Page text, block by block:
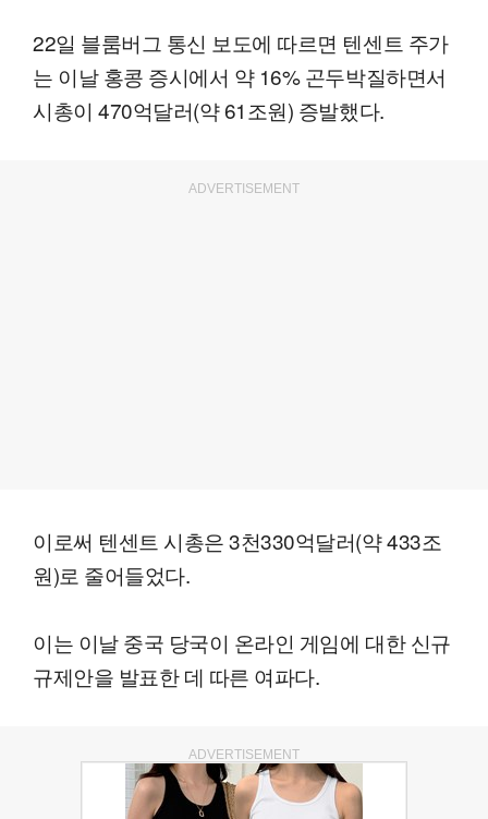
22일 블룸버그 통신 보도에 따르면 텐센트 주가
는 이날 홍콩 증시에서 약 16% 곤두박질하면서
시총이 470억달러(약 61조원) 증발했다.
ADVERTISEMENT
이로써 텐센트 시총은 3천330억달러(약 433조
원)로 줄어들었다.
이는 이날 중국 당국이 온라인 게임에 대한 신규
규제안을 발표한 데 따른 여파다.
ADVERTISEMENT